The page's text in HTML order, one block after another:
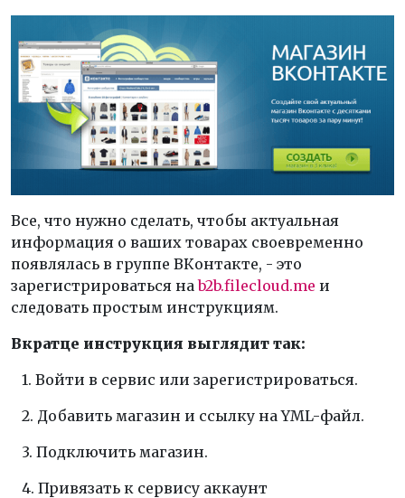
Все, что нужно сделать, чтобы актуальная
информация о ваших товарах своевременно
появлялась в группе ВКонтакте, - это
зарегистрироваться наb2b.filecloud.me и
следовать простым инструкциям.
Вкратце инструкция выглядит так:
1. Войти в сервис или зарегистрироваться.
2. Добавить магазин и ссылку на YML-файл.
3. Подключить магазин.
4. Привязать к сервису аккаунт